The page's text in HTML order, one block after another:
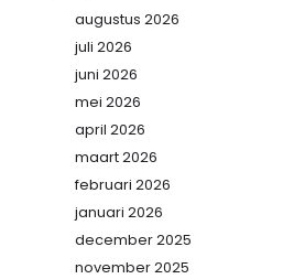
augustus 2026
juli 2026
juni 2026
mei 2026
april 2026
maart 2026
februari 2026
januari 2026
december 2025
november 2025